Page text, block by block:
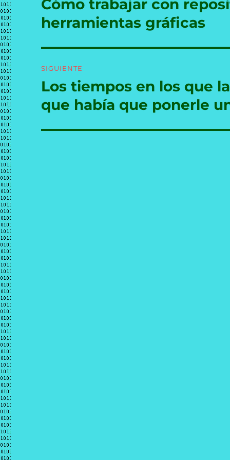
entradas
anterior:
Cómo trabajar con
herramientas gráficas
SIGUIENTE
Entrada
siguiente:
Los tiempos en los que
que había que ponerle